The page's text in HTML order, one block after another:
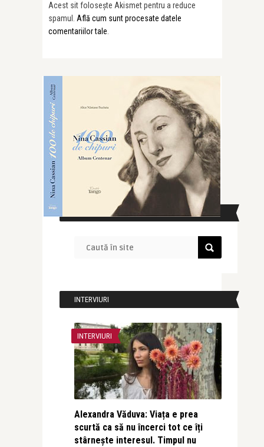
Acest sit folosește Akismet pentru a reduce
spamul. Află cum sunt procesate datele
comentariilor tale
CAUTĂ ÎN SITE
INTERVIURI
INTERVIURI
Alexandra Văduva: Viața e prea
scurtă ca să nu încerci tot ce îți
stârnește interesul. Timpul nu